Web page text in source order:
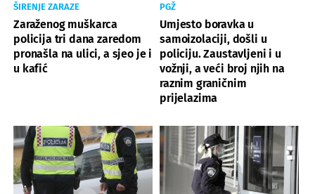
ŠIRENJE ZARAZE
Zaraženog muškarca
policija tri dana zaredom
pronašla na ulici, a sjeo je i
u kafić
PGŽ
Umjesto boravka u
samoizolaciji, došli u
policiju. Zaustavljeni i u
vožnji, a veći broj njih na
raznim graničnim
prijelazima